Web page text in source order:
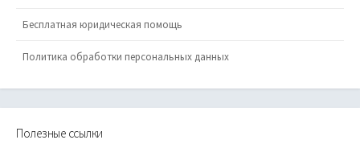
Бесплатная юридическая помощь
Политика обработки персональных данных
Полезные ссылки